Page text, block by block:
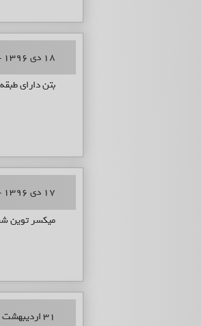
18 دی 1396 -
بتن دارای
17 دی 1396 -
میکسر توین
31 اردیبهشت 1396 -